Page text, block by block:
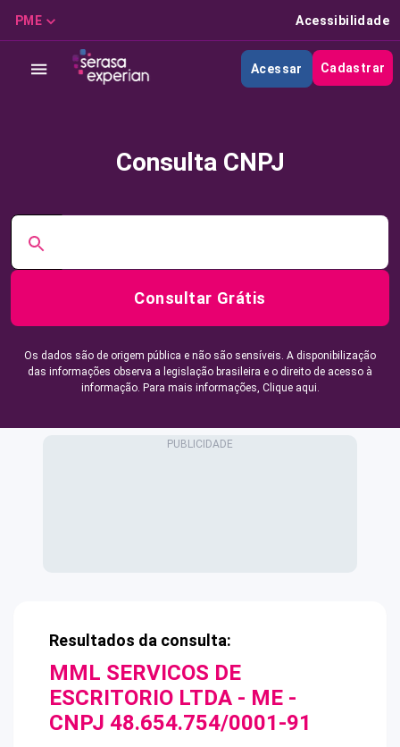
PME Acessibilidade
Acessar Cadastrar
Consulta CNPJ
Consultar Grátis
Os dados são de origem pública e não são sensíveis. A disponibilização
das informações observa a legislação brasileira e o direito de acesso à
informação. Para mais informações, Clique aqui.
Resultados da consulta:
MML SERVICOS DE
ESCRITORIO LTDA - ME -
CNPJ 48.654.754/0001-91